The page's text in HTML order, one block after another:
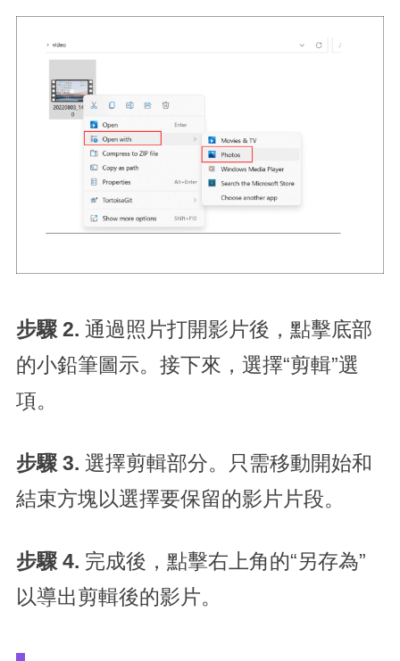
步驟 2. 通過照片打開影片後，點擊底部
的小鉛筆圖示。接下來，選擇“剪輯”選
項。
步驟 3. 選擇剪輯部分。只需移動開始和
結束方塊以選擇要保留的影片片段。
步驟 4. 完成後，點擊右上角的“另存為”
以導出剪輯後的影片。